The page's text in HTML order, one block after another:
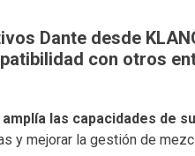
Dante desde
con otros
las capacidades de
y mejorar la gestión de